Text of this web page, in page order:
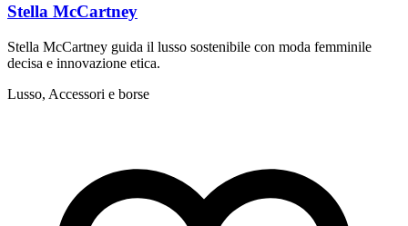
Stella McCartney
Stella McCartney guida il lusso sostenibile con moda femminile
decisa e innovazione etica.
Lusso, Accessori e borse